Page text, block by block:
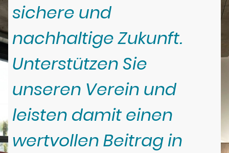
sichere und
nachhaltige Zukunft.
Unterstützen Sie
unseren Verein und
leisten damit einen
wertvollen Beitrag in